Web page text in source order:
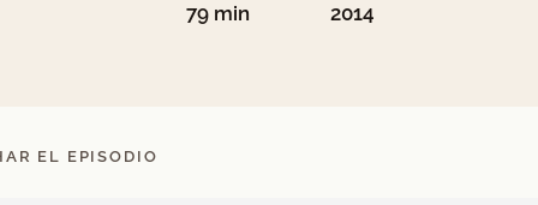
79 min 2014
EL EPISODIO